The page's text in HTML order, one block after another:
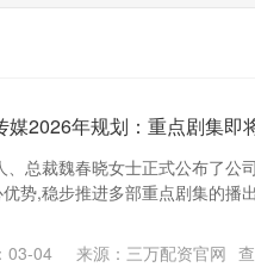
媒2026年规划：重点剧集即
、总裁魏春晓女士正式公布了公
势,稳步推进多部重点剧集的播
03-04 来源：三万配资官网